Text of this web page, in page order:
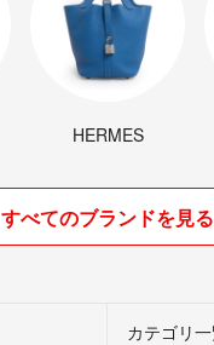
HERMES
すべてのブランドを見る
カテゴリ